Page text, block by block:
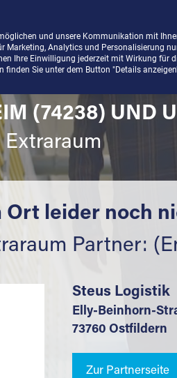
(74238) UND
Ort leider noch
Partner:
Steus Logistik
Elly-Beinhorn-
73760 Ostfildern
Zur Partnerseite
und unsere Kommunikation mit
Marketing, Analytics und Personalisierung
Ihre Einwilligung jederzeit mit Wirkung für
Sie unter dem Button "Details